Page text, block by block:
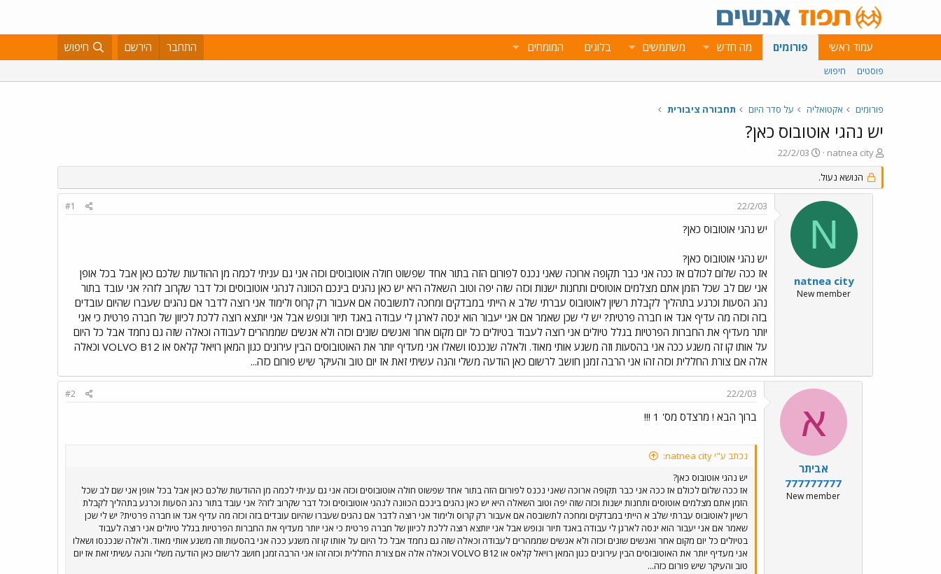
עמוד ראשי פורומים מה חדש משתמשים בלוגים המומחים התחבר הירשם חיפוש
פוסטים חיפוש
פורומים אקטואליה על סדר היום תחבורה ציבורית
יש נהגי אוטובוס כאן?
פ
ו
ת
ח
natnea city
פ
ו
ס
ם
י
ך
22/2/03
הנושא נעול.
N
natnea city
New member
22/2/03
#1
יש נהגי אוטובוס כאן?
יש נהגי אוטובוס כאן?
אז ככה שלום לכולם אז ככה אני כבר תקופה ארוכה שאני נכנס לפורום הזה בתור אחד שפשוט חולה אוטובוסים וכזה אני גם עניתי לכמה מן ההודעות שלכם כאן אבל בכל אופן
אני שם לב שכל הזמן אתם מצלמים אוטוסים ותחנות ישנות וכזה שזה יפה וטוב השאלה היא יש כאן נהגים בינכם הכוונה לנהגי אוטובוסים וכל דבר שקרוב לזה? אני עובד בתור
נהג הסעות וכרגע בתהליך לקבלת רשיון לאוטובוס עברתי שלב א הייתי במבדקים ומחכה לתשובסה אם אעבור רק קרוס ולימוד אני רוצה לדבר אם נהגים שעברו שהיום עובדים
בזה וכזה מה עדיף אגד או חברה פרטית? יש לי שכן שאמר אם אני יעבור הוא ינסה לארגן לי עבודה באגד תיור ונופש אבל אני יותצא רוצה ללכת לכיוון של חברה פרטית כי אני
יותר מעדיף את החברות הפרטיות בגלל טיולים אני רוצה לעבוד בטיולים כל יום מקום אחר ואנשים שונים וכזה ולא אנשים שממהרים לעבודה וכאלה שזה גם נחמד אבל כל היום
על אותו קו זה משגע ככה אני בהסעות וזה משגע אותי מאוד. ולאלה שנכנסו ושאלו אני מעדיף יותר את האוטובוסים הבין עירונים כגון המאן רויאל קלאס או VOLVO B12 וכאלה
אלה אם צורת החללית וכזה זהו אני הרבה זמנן חושב לרשום כאן הודעה משלי והנה עשיתי זאת אז יום טוב והעיקר שיש פורום כזה...
א
אביתר
777777777
New member
22/2/03
#2
ברוך הבא ! מרצדס מס' 1 !!!
נכתב ע"י natnea city:
יש נהגי אוטובוס כאן?
אז ככה שלום לכולם אז ככה אני כבר תקופה ארוכה שאני נכנס לפורום הזה בתור אחד שפשוט חולה אוטובוסים וכזה אני גם עניתי לכמה מן ההודעות שלכם כאן אבל בכל אופן אני שם לב שכל
הזמן אתם מצלמים אוטוסים ותחנות ישנות וכזה שזה יפה וטוב השאלה היא יש כאן נהגים בינכם הכוונה לנהגי אוטובוסים וכל דבר שקרוב לזה? אני עובד בתור נהג הסעות וכרגע בתהליך לקבלת
רשיון לאוטובוס עברתי שלב א הייתי במבדקים ומחכה לתשובסה אם אעבור רק קרוס ולימוד אני רוצה לדבר אם נהגים שעברו שהיום עובדים בזה וכזה מה עדיף אגד או חברה פרטית? יש לי שכן
שאמר אם אני יעבור הוא ינסה לארגן לי עבודה באגד תיור ונופש אבל אני יותצא רוצה ללכת לכיוון של חברה פרטית כי אני יותר מעדיף את החברות הפרטיות בגלל טיולים אני רוצה לעבוד
בטיולים כל יום מקום אחר ואנשים שונים וכזה ולא אנשים שממהרים לעבודה וכאלה שזה גם נחמד אבל כל היום על אותו קו זה משגע ככה אני בהסעות וזה משגע אותי מאוד. ולאלה שנכנסו ושאלו
אני מעדיף יותר את האוטובוסים הבין עירונים כגון המאן רויאל קלאס או VOLVO B12 וכאלה אלה אם צורת החללית וכזה זהו אני הרבה זמנן חושב לרשום כאן הודעה משלי והנה עשיתי זאת אז יום
טוב והעיקר שיש פורום כזה...